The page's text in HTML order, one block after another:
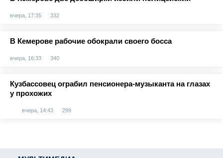
вчера, 17:35 332
В Кемерове рабочие обокрали своего босса
вчера, 16:33 340
Кузбассовец ограбил пенсионера-музыканта на глазах
у прохожих
вчера, 14:43 299